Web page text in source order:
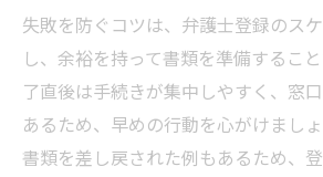
失敗を防ぐコツは、弁護士登録のス
し、余裕を持って書類を準備するこ
了直後は手続きが集中しやすく、窓
あるため、早めの行動を心がけまし
書類を差し戻された例もあるため、